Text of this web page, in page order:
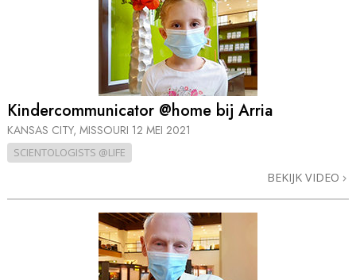
Kinder­communicator @home bij Arria
KANSAS CITY, MISSOURI 12 MEI 2021
SCIENTOLOGISTS @LIFE
BEKIJK VIDEO